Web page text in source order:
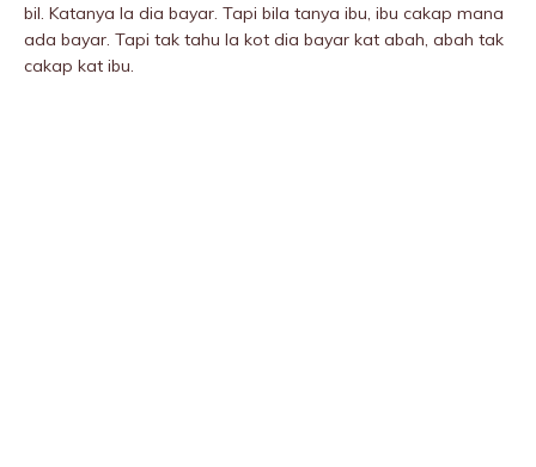
bil. Katanya la dia bayar. Tapi bila tanya ibu, ibu cakap mana
ada bayar. Tapi tak tahu la kot dia bayar kat abah, abah tak
cakap kat ibu.